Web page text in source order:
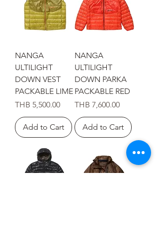
NANGA
ULTILIGHT
DOWN VEST
PACKABLE LIME
Price
THB 5,500.00
Add to Cart
NANGA
ULTILIGHT
DOWN PARKA
PACKABLE RED
Price
THB 7,600.00
Add to Cart